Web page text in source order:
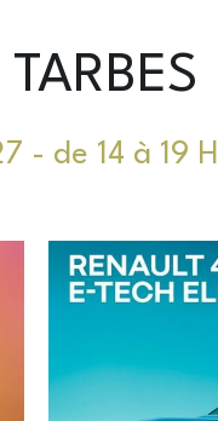
- de 14 à 19 H